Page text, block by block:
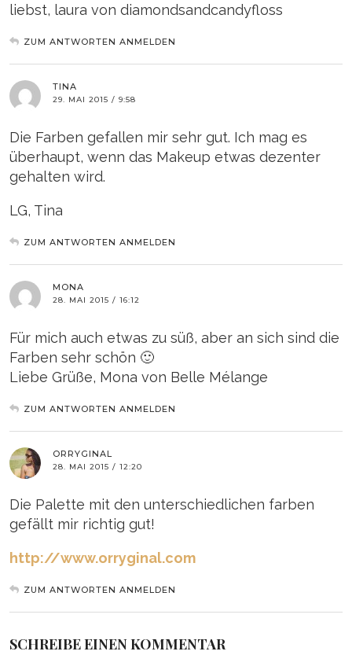
liebst, laura von diamondsandcandyfloss
ZUM ANTWORTEN ANMELDEN
TINA
29. MAI 2015 / 9:58
Die Farben gefallen mir sehr gut. Ich mag es
überhaupt, wenn das Makeup etwas dezenter
gehalten wird.
LG, Tina
ZUM ANTWORTEN ANMELDEN
MONA
28. MAI 2015 / 16:12
Für mich auch etwas zu süß, aber an sich sind die
Farben sehr schön 🙂
Liebe Grüße, Mona von Belle Mélange
ZUM ANTWORTEN ANMELDEN
ORRYGINAL
28. MAI 2015 / 12:20
Die Palette mit den unterschiedlichen farben
gefällt mir richtig gut!
http://www.orryginal.com
ZUM ANTWORTEN ANMELDEN
SCHREIBE EINEN KOMMENTAR